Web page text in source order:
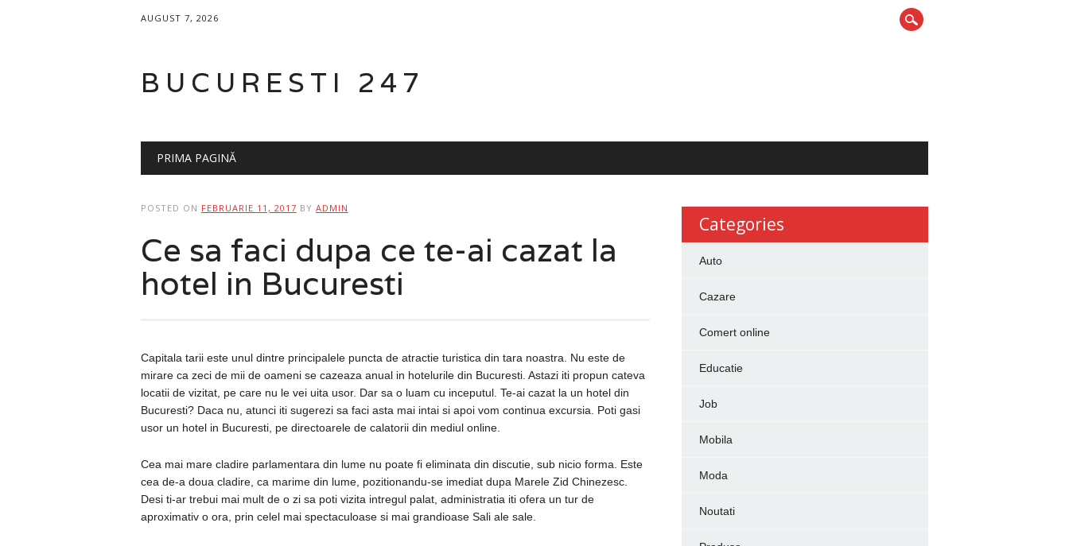
AUGUST 7, 2026
BUCURESTI 247
Main menu
PRIMA PAGINĂ
POSTED ON FEBRUARIE 11, 2017 BY ADMIN
Ce sa faci dupa ce te-ai cazat la
hotel in Bucuresti
Capitala tarii este unul dintre principalele puncta de atractie turistica din tara noastra. Nu este de
mirare ca zeci de mii de oameni se cazeaza anual in hotelurile din Bucuresti. Astazi iti propun cateva
locatii de vizitat, pe care nu le vei uita usor. Dar sa o luam cu inceputul. Te-ai cazat la un hotel din
Bucuresti? Daca nu, atunci iti sugerezi sa faci asta mai intai si apoi vom continua excursia. Poti gasi
usor un hotel in Bucuresti, pe directoarele de calatorii din mediul online.
Cea mai mare cladire parlamentara din lume nu poate fi eliminata din discutie, sub nicio forma. Este
cea de-a doua cladire, ca marime din lume, pozitionandu-se imediat dupa Marele Zid Chinezesc.
Desi ti-ar trebui mai mult de o zi sa poti vizita intregul palat, administratia iti ofera un tur de
aproximativ o ora, prin celel mai spectaculoase si mai grandioase Sali ale sale.
Categories
Auto
Cazare
Comert online
Educatie
Job
Mobila
Moda
Noutati